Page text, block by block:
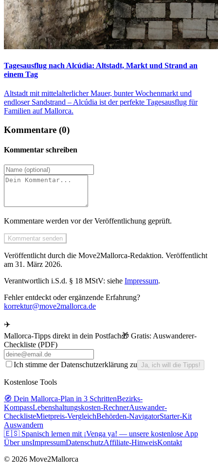
Tagesausflug nach Alcúdia: Altstadt, Markt und Strand an
einem Tag
Altstadt mit mittelalterlicher Mauer, bunter Wochenmarkt und
endloser Sandstrand – Alcúdia ist der perfekte Tagesausflug für
Familien auf Mallorca.
Kommentare (0)
Kommentar schreiben
Kommentare werden vor der Veröffentlichung geprüft.
Kommentar senden
Veröffentlicht durch die Move2Mallorca-Redaktion. Veröffentlicht
am 31. März 2026.
Verantwortlich i.S.d. § 18 MStV: siehe Impressum.
Fehler entdeckt oder ergänzende Erfahrung?
korrektur@move2mallorca.de
✈️
Mallorca-Tipps direkt in dein Postfach🎁 Gratis: Auswanderer-
Checkliste (PDF)
Ich stimme der Datenschutzerklärung zu Ja, ich will die Tipps!
Kostenlose Tools
🧭 Dein Mallorca-Plan in 3 SchrittenBezirks-
KompassLebenshaltungskosten-RechnerAuswander-
ChecklisteMietpreis-VergleichBehörden-NavigatorStarter-Kit
Auswandern
🇪🇸 Spanisch lernen mit ¡Venga ya! — unsere kostenlose App
Über unsImpressumDatenschutzAffiliate-HinweisKontakt
© 2026 Move2Mallorca